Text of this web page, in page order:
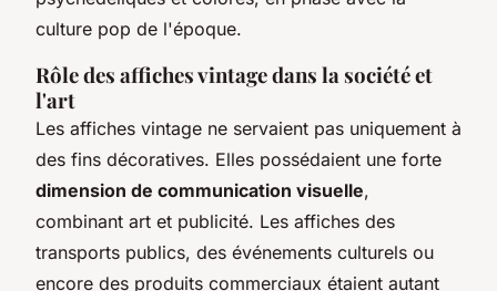
culture pop de l'époque.
Rôle des affiches vintage dans la société et
l'art
Les affiches vintage ne servaient pas uniquement à
des fins décoratives. Elles possédaient une forte
dimension de communication visuelle,
combinant art et publicité. Les affiches des
transports publics, des événements culturels ou
encore des produits commerciaux étaient autant